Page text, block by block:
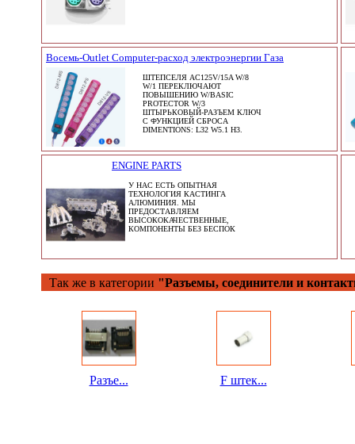
Восемь-Outlet Computer-расход электроэнергии Газа
ШТЕПСЕЛЯ AC125V/15A W/8
W/1 ПЕРЕКЛЮЧАЮТ
ПОВЫШЕНИЮ W/BASIC
PROTECTOR W/3
ШТЫРЬКОВЫЙ-РАЗЪЕМ КЛЮЧ
С ФУНКЦИЕЙ СБРОСА
DIMENTIONS: L32 W5.1 H3.
ENGINE PARTS
У НАС ЕСТЬ ОПЫТНАЯ
ТЕХНОЛОГИЯ КАСТИНГА
АЛЮМИНИЯ. МЫ
ПРЕДОСТАВЛЯЕМ
ВЫСОКОКАЧЕСТВЕННЫЕ,
КОМПОНЕНТЫ БЕЗ БЕСПОК
Так же в категории "Разъемы, соединители и
Разъе... F штек...